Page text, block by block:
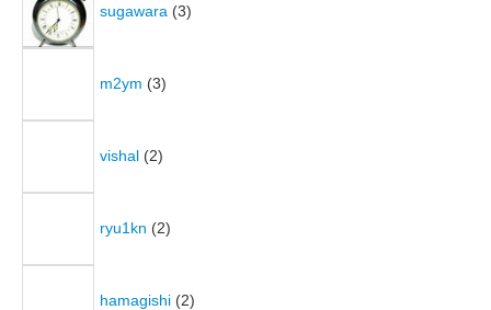
sugawara (3)
m2ym (3)
vishal (2)
ryu1kn (2)
hamagishi (2)